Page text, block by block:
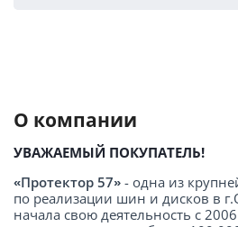
О компании
УВАЖАЕМЫЙ ПОКУПАТЕЛЬ!
«Протектор 57» - одна из
по реализации шин и дисков в
начала свою деятельность с